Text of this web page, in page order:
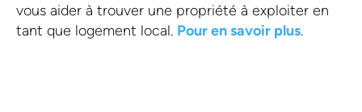
vous aider à trouver une propriété à exploiter en
tant que logement local. Pour en savoir plus.